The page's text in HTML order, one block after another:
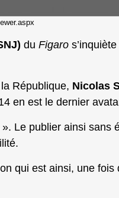
du Figaro
République, Nicolas
en est le dernier
Le publier ainsi sans
qui est ainsi, une fois